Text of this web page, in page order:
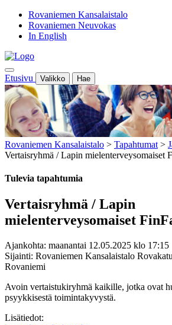
Rovaniemen Kansalaistalo
Rovaniemen Neuvokas
In English
Etusivu Valikko Hae
Rovaniemen Kansalaistalo > Tapahtumat >
Vertaisryhmä / Lapin mielenterveysomaiset
Tulevia tapahtumia
Vertaisryhmä / Lapin
mielenterveysomaiset
Ajankohta: maanantai 12.05.2025 klo 17:15
Sijainti: Rovaniemen Kansalaistalo
Rovaniemi
Avoin vertaistukiryhmä kaikille, jotka ovat
psyykkisestä toimintakyvystä.
Lisätiedot: